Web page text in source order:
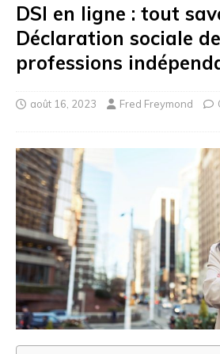
DSI en ligne : tout
Déclaration sociale
professions
août 16, 2023 Fred Freymond